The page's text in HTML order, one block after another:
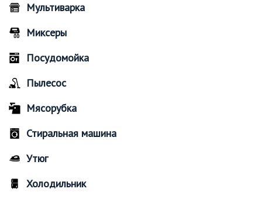
Мультиварка
Миксеры
Посудомойка
Пылесос
Мясорубка
Стиральная машина
Утюг
Холодильник